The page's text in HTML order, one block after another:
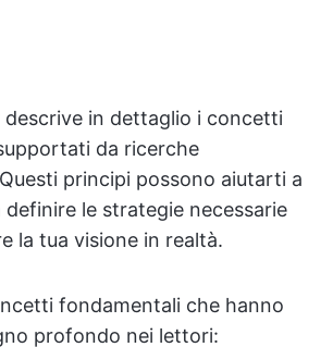
descrive in dettaglio i concetti
da ricerche
principi possono aiutarti a
definire le strategie necessarie
la tua visione in realtà.
fondamentali che hanno
profondo nei lettori: